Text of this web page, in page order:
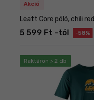
Akció
Leatt Core póló, chili red
5 599 Ft -tól -58%
Raktáron > 2 db